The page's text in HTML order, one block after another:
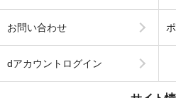
お問い合わせ
dアカウントログイン